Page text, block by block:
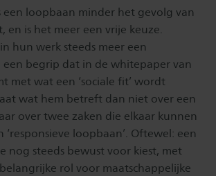
een loopbaan minder het gevolg van
en is het meer een vrije keuze.
hun werk steeds meer een
een begrip dat in de whitepaper van
met wat een ‘sociale fit’ wordt
wat hem betreft dan niet over een
over twee zaken die elkaar kunnen
‘responsieve loopbaan’. Oftewel: een
nog steeds bewust voor kiest, met
rol voor maatschappelijke